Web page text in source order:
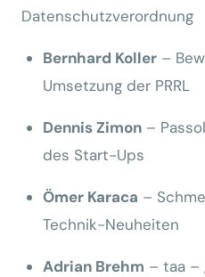
Datenschutzverordnung
Bernhard Koller –
Umsetzung der PRRL
Dennis Zimon –
des Start-Ups
Ömer Karaca –
Technik-Neuheiten
Adrian Brehm – taa –